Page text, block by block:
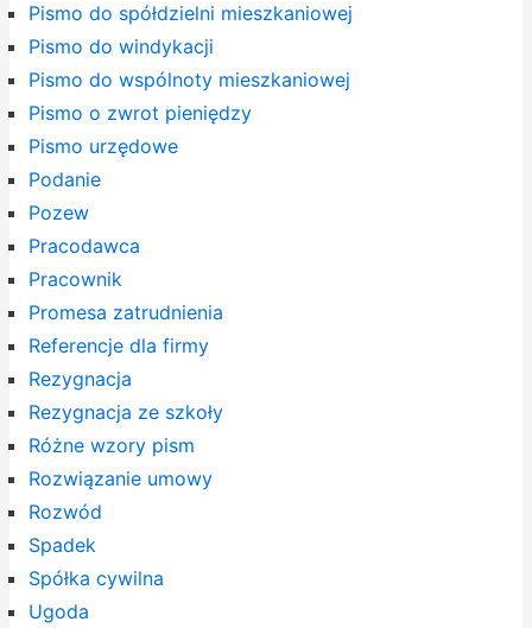
Pismo do spółdzielni mieszkaniowej
Pismo do windykacji
Pismo do wspólnoty mieszkaniowej
Pismo o zwrot pieniędzy
Pismo urzędowe
Podanie
Pozew
Pracodawca
Pracownik
Promesa zatrudnienia
Referencje dla firmy
Rezygnacja
Rezygnacja ze szkoły
Różne wzory pism
Rozwiązanie umowy
Rozwód
Spadek
Spółka cywilna
Ugoda